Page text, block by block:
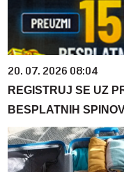
20. 07. 2026 08:04
REGISTRUJ SE UZ
BESPLATNIH